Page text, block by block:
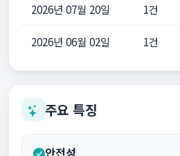
2026년 07월 20일 1건
2026년 06월 02일 1건
주요 특징
안전성